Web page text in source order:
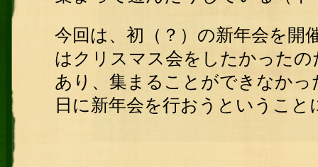
今回は、初（？）の新年会を開
はクリスマス会をしたかった
あり、集まることができなか
日に新年会を行おうというこ